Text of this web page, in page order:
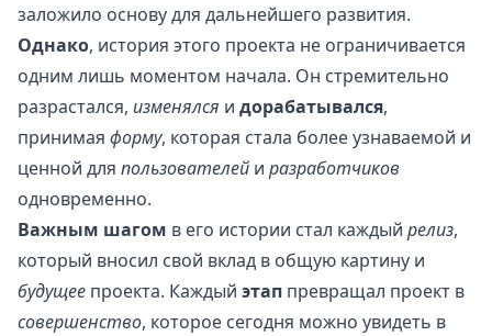
заложило основу для дальнейшего развития.
Однако, история этого проекта не ограничивается
одним лишь моментом начала. Он стремительно
разрастался, изменялся и дорабатывался,
принимая форму, которая стала более узнаваемой и
ценной для пользователей и разработчиков
одновременно.
Важным шагом в его истории стал каждый релиз,
который вносил свой вклад в общую картину и
будущее проекта. Каждый этап превращал проект в
совершенство, которое сегодня можно увидеть в